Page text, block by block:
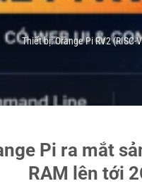
Thiết bị: Orange Pi RV2
Pi ra mắt
RAM lên tới